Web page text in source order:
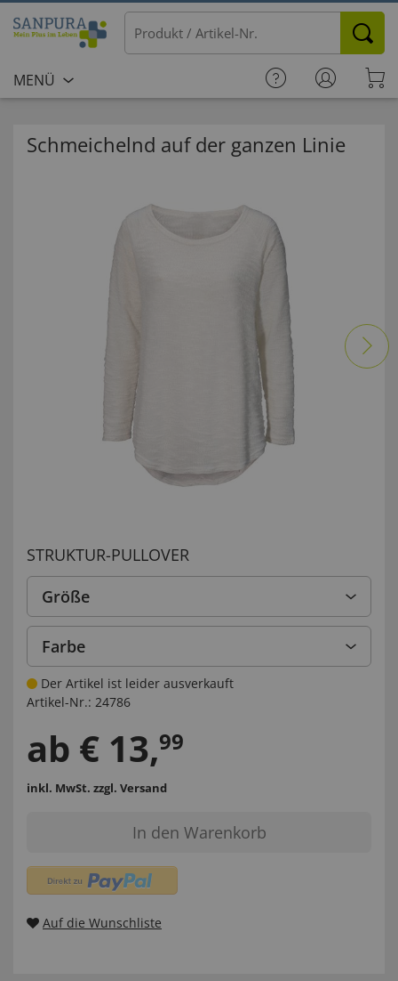
MENÜ
Schmeichelnd auf der ganzen Linie
STRUKTUR-PULLOVER
Größe
Farbe
Der Artikel ist leider ausverkauft
Artikel-Nr.: 24786
ab € 13,99
inkl. MwSt. zzgl. Versand
In den Warenkorb
Auf die Wunschliste